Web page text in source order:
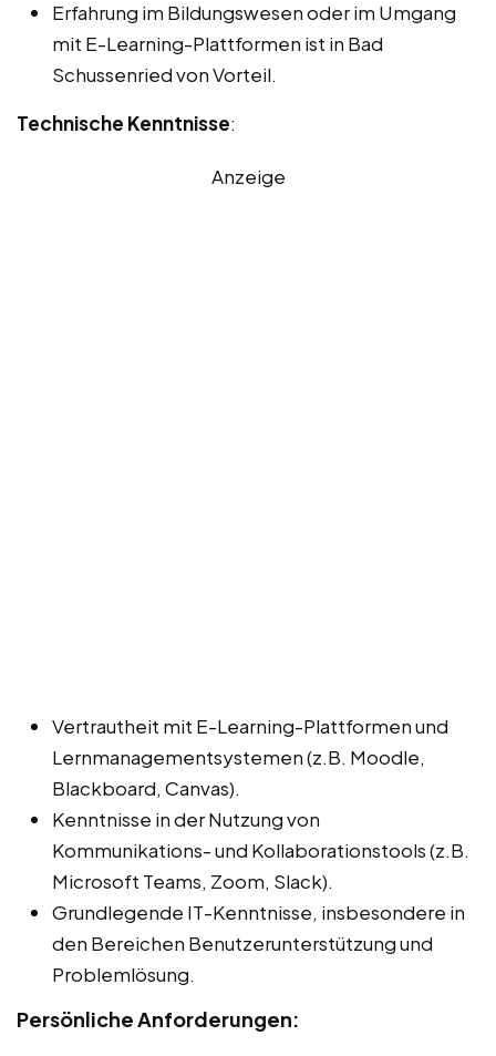
Erfahrung im Bildungswesen oder im Umgang
mit E-Learning-Plattformen ist in Bad
Schussenried von Vorteil.
Technische Kenntnisse:
Anzeige
Vertrautheit mit E-Learning-Plattformen und
Lernmanagementsystemen (z.B. Moodle,
Blackboard, Canvas).
Kenntnisse in der Nutzung von
Kommunikations- und Kollaborationstools (z.B.
Microsoft Teams, Zoom, Slack).
Grundlegende IT-Kenntnisse, insbesondere in
den Bereichen Benutzerunterstützung und
Problemlösung.
Persönliche Anforderungen: